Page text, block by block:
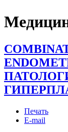
Печать
E-mail